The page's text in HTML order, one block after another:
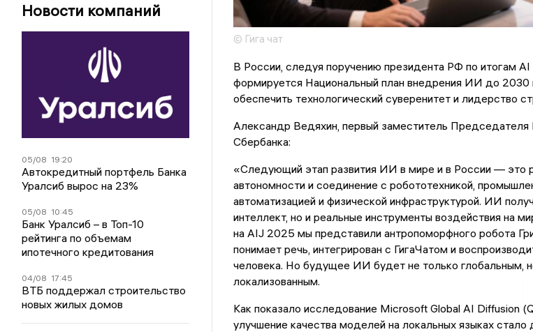
Новости компаний
05/08 19:20
Автокредитный портфель Банка
Уралсиб вырос на 23%
05/08 10:45
Банк Уралсиб – в Топ-10
рейтинга по объемам
ипотечного кредитования
04/08 17:45
ВТБ поддержал строительство
новых жилых домов
© Гига чат
В России, следуя поручению президента РФ по итогам AI
формируется Национальный план внедрения ИИ до 2030
обеспечить технологический суверенитет и лидерство
Александр Ведяхин, первый заместитель Председателя
Сбербанка:
«Следующий этап развития ИИ в мире и в России — это
автономности и соединение с робототехникой,
автоматизацией и физической инфраструктурой. ИИ
интеллект, но и реальные инструменты воздействия на
на AIJ 2025 мы представили антропоморфного робота
понимает речь, интегрирован с ГигаЧатом и
человека. Но будущее ИИ будет не только глобальным,
локализованным.
Как показало исследование Microsoft Global AI Diffusion
улучшение качества моделей на локальных языках стало